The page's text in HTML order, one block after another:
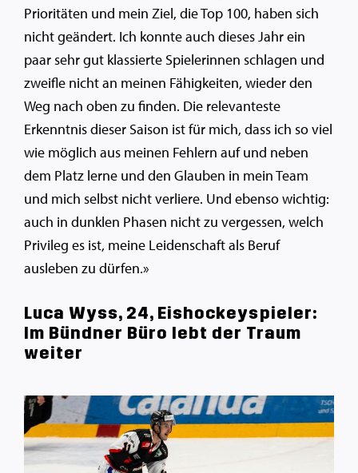
Prioritäten und mein Ziel, die Top 100, haben sich
nicht geändert. Ich konnte auch dieses Jahr ein
paar sehr gut klassierte Spielerinnen schlagen und
zweifle nicht an meinen Fähigkeiten, wieder den
Weg nach oben zu finden. Die relevanteste
Erkenntnis dieser Saison ist für mich, dass ich so viel
wie möglich aus meinen Fehlern auf und neben
dem Platz lerne und den Glauben in mein Team
und mich selbst nicht verliere. Und ebenso wichtig:
auch in dunklen Phasen nicht zu vergessen, welch
Privileg es ist, meine Leidenschaft als Beruf
ausleben zu dürfen.»
Luca Wyss, 24, Eishockeyspieler:
Im Bündner Büro lebt der Traum
weiter